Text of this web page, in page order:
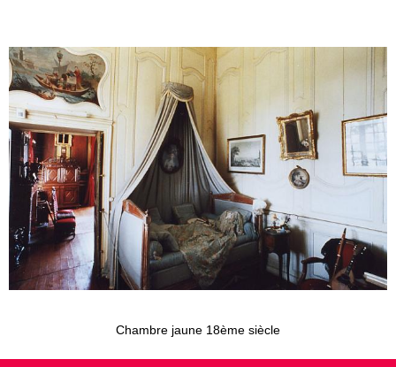
Chambre jaune 18ème siècle